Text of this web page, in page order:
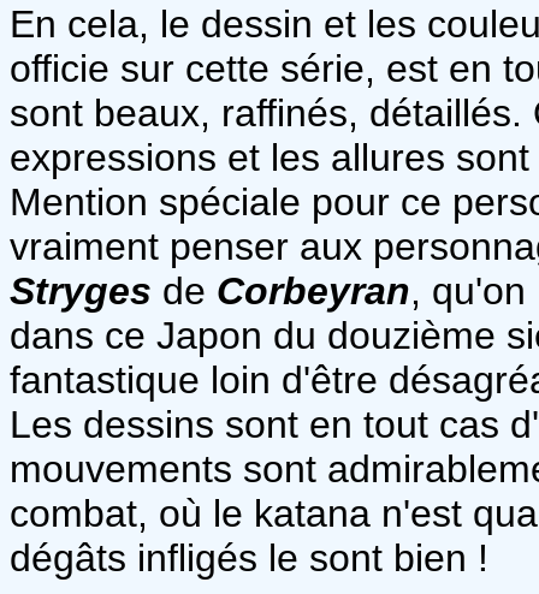
En cela, le dessin et les
officie sur cette série, est en
sont beaux, raffinés,
expressions et les allures
Mention spéciale pour ce
vraiment penser aux
Stryges de Corbeyran,
dans ce Japon du douzième
fantastique loin d'être
Les dessins sont en tout cas
mouvements sont
combat, où le katana n'est
dégâts infligés le sont bien !